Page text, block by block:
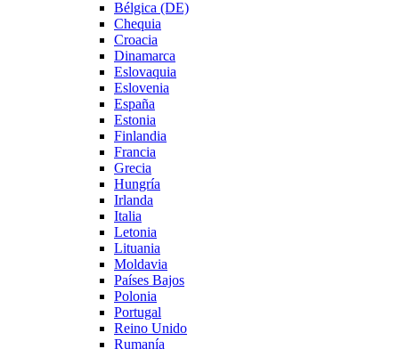
Bélgica (DE)
Chequia
Croacia
Dinamarca
Eslovaquia
Eslovenia
España
Estonia
Finlandia
Francia
Grecia
Hungría
Irlanda
Italia
Letonia
Lituania
Moldavia
Países Bajos
Polonia
Portugal
Reino Unido
Rumanía